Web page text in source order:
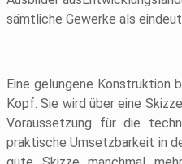
sämtliche Gewerke als
Eine gelungene Konstruktion
Kopf. Sie wird über eine
Voraussetzung für die
praktische Umsetzbarkeit in